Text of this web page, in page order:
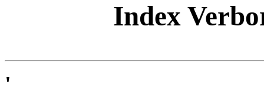
Index
'